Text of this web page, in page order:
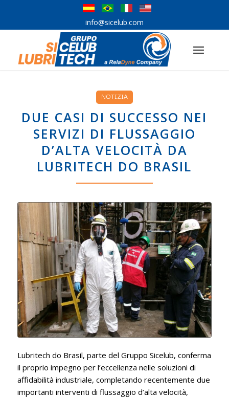
info@sicelub.com
NOTIZIA
DUE CASI DI SUCCESSO NEI
SERVIZI DI FLUSSAGGIO
D’ALTA VELOCITÀ DA
LUBRITECH DO BRASIL
Lubritech do Brasil, parte del Gruppo Sicelub, conferma
il proprio impegno per l’eccellenza nelle soluzioni di
affidabilità industriale, completando recentemente due
importanti interventi di flussaggio d’alta velocità,